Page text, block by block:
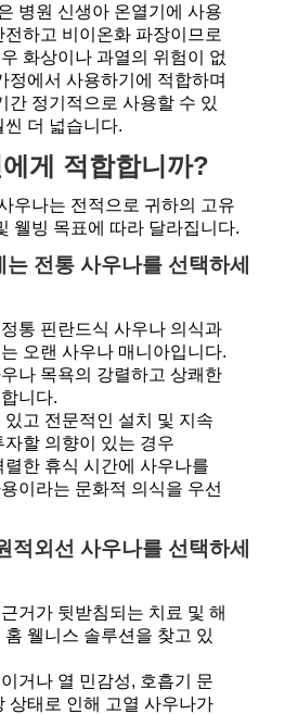
병원 신생아 온열기에 사용
하고 비이온화 파장이므로
화상이나 과열의 위험이 없
정에서 사용하기에 적합하며
간 정기적으로 사용할 수 있
씬 더 넓습니다.
게 적합합니까?
우나는 전적으로 귀하의 고유
웰빙 목표에 따라 달라집니다.
전통 사우나를 선택하세
통 핀란드식 사우나 의식과
오랜 사우나 매니아입니다.
나 목욕의 강렬하고 상쾌한
니다.
고 전문적인 설치 및 지속
할 의향이 있는 경우
한 휴식 시간에 사우나를
이라는 문화적 의식을 우선
적외선 사우나를 선택하세
거가 뒷받침되는 치료 및 해
웰니스 솔루션을 찾고 있
거나 열 민감성, 호흡기 문
상태로 인해 고열 사우나가